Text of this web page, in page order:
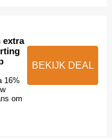
extra
16%
om
BEKIJK DEAL